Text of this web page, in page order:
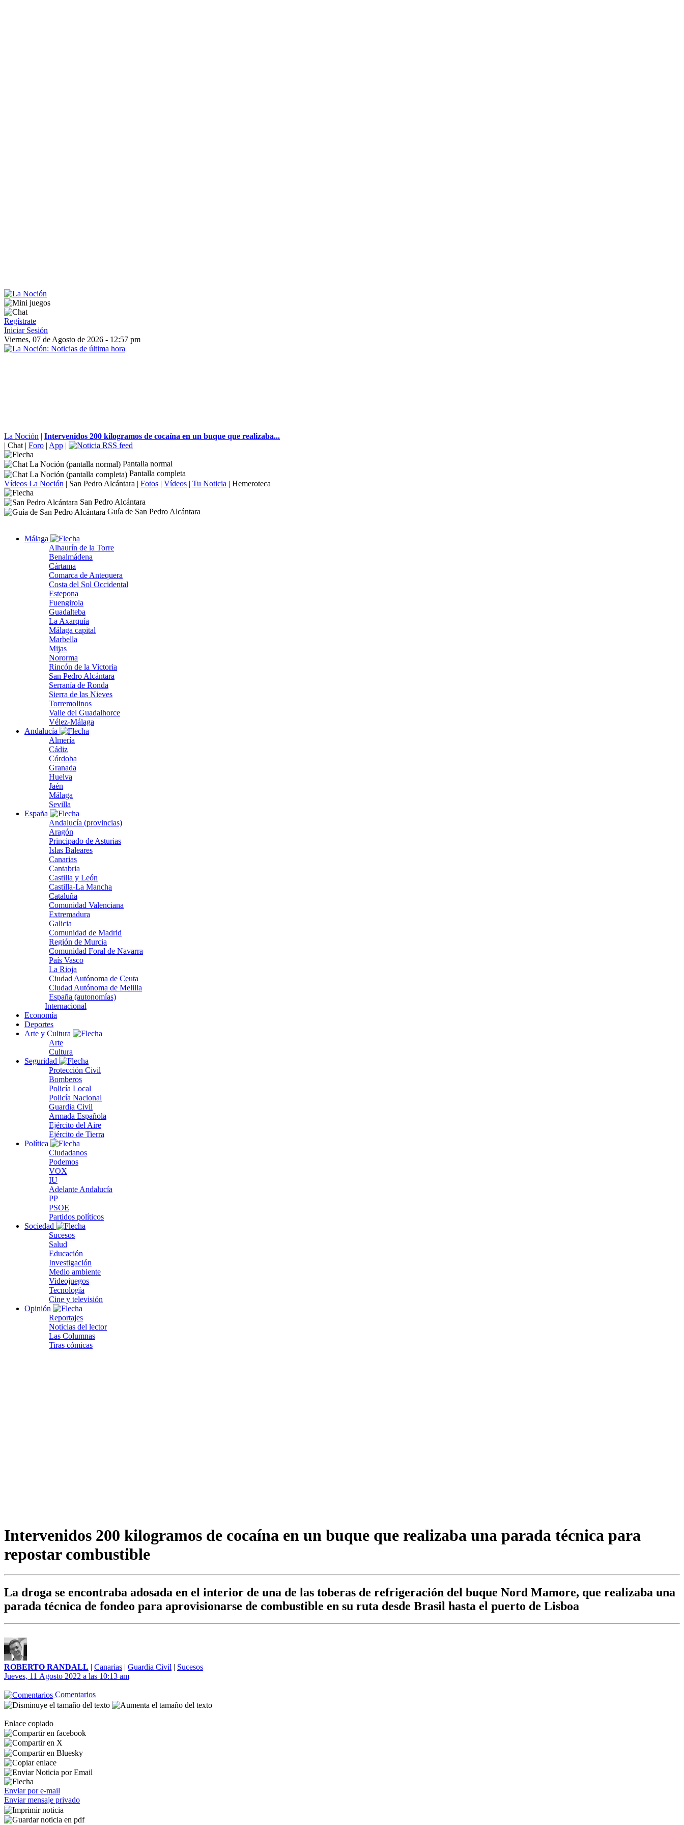
Regístrate
Iniciar Sesión
Viernes, 07 de Agosto de 2026 - 12:57 pm
La Noción | Intervenidos 200 kilogramos de cocaína en un buque que realizaba...
| Chat | Foro | App |
Pantalla normal
Pantalla completa
Vídeos La Noción | San Pedro Alcántara | Fotos | Vídeos | Tu Noticia | Hemeroteca
San Pedro Alcántara
Guía de San Pedro Alcántara
Málaga
Alhaurín de la Torre
Benalmádena
Cártama
Comarca de Antequera
Costa del Sol Occidental
Estepona
Fuengirola
Guadalteba
La Axarquía
Málaga capital
Marbella
Mijas
Nororma
Rincón de la Victoria
San Pedro Alcántara
Serranía de Ronda
Sierra de las Nieves
Torremolinos
Valle del Guadalhorce
Vélez-Málaga
Andalucía
Almería
Cádiz
Córdoba
Granada
Huelva
Jaén
Málaga
Sevilla
España
Andalucía (provincias)
Aragón
Principado de Asturias
Islas Baleares
Canarias
Cantabria
Castilla y León
Castilla-La Mancha
Cataluña
Comunidad Valenciana
Extremadura
Galicia
Comunidad de Madrid
Región de Murcia
Comunidad Foral de Navarra
País Vasco
La Rioja
Ciudad Autónoma de Ceuta
Ciudad Autónoma de Melilla
España (autonomías)
Internacional
Economía
Deportes
Arte y Cultura
Arte
Cultura
Seguridad
Protección Civil
Bomberos
Policía Local
Policía Nacional
Guardia Civil
Armada Española
Ejército del Aire
Ejército de Tierra
Política
Ciudadanos
Podemos
VOX
IU
Adelante Andalucía
PP
PSOE
Partidos políticos
Sociedad
Sucesos
Salud
Educación
Investigación
Medio ambiente
Videojuegos
Tecnología
Cine y televisión
Opinión
Reportajes
Noticias del lector
Las Columnas
Tiras cómicas
Intervenidos 200 kilogramos de cocaína en un buque que realizaba una parada técnica para
repostar combustible
La droga se encontraba adosada en el interior de una de las toberas de refrigeración del buque Nord Mamore, que realizaba una
parada técnica de fondeo para aprovisionarse de combustible en su ruta desde Brasil hasta el puerto de Lisboa
ROBERTO RANDALL | Canarias | Guardia Civil | Sucesos
Jueves, 11 Agosto 2022 a las 10:13 am
Comentarios
Enlace copiado
Enviar por e-mail
Enviar mensaje privado